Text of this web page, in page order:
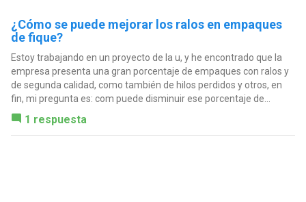
¿Cómo se puede mejorar los ralos en empaques
de fique?
Estoy trabajando en un proyecto de la u, y he encontrado que la
empresa presenta una gran porcentaje de empaques con ralos y
de segunda calidad, como también de hilos perdidos y otros, en
fin, mi pregunta es: com puede disminuir ese porcentaje de...
1 respuesta